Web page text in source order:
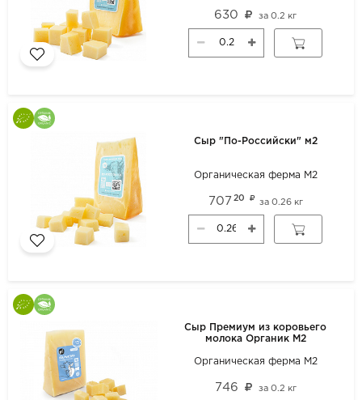
630 за0.2 кг
Сыр "По-Российски" м2
Органическая ферма М2
707 20 за 0.26 кг
Сыр Премиум из коровьего
молока Органик М2
Органическая ферма М2
746 за 0.2 кг